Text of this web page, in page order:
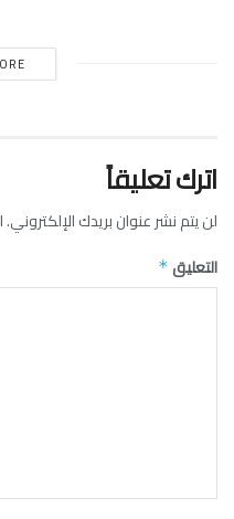
اترك تعليقاً
لن يتم نشر عنوان بريدك الإلكتروني.
التعليق *